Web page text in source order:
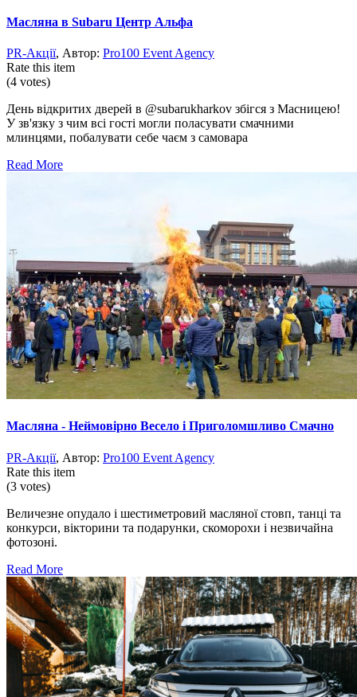
Масляна в Subaru Центр Альфа
PR-Акції, Автор: Pro100 Event Agency
Rate this item
(4 votes)
День відкритих дверей в @subarukharkov збігся з Масницею!
У зв'язку з чим всі гості могли поласувати смачними
млинцями, побалувати себе чаєм з самовара
Read More
Масляна - Неймовірно Весело і Приголомшливо Смачно
PR-Акції, Автор: Pro100 Event Agency
Rate this item
(3 votes)
Величезне опудало і шестиметровий масляної стовп, танці та
конкурси, вікторини та подарунки, скоморохи і незвичайна
фотозоні.
Read More